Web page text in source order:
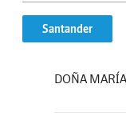
Santander
DOÑA